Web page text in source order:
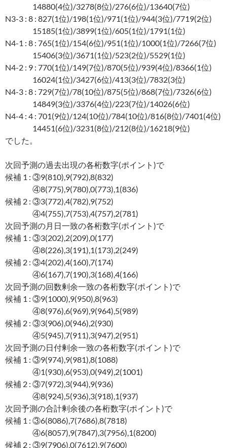
14880(4位)/3278(8位)/276(6位)/13640(7位)
N3-3 : 8 : 827(1位)/198(1位)/971(1位)/944(3位)/7719(2位)
15185(1位)/3899(1位)/605(1位)/1791(1位)
N4-1 : 8 : 765(1位)/154(6位)/951(1位)/1000(1位)/7266(7位)
15406(3位)/3671(1位)/523(2位)/5529(1位)
N4-2 : 9 : 770(1位)/149(7位)/870(5位)/939(4位)/8366(1位)
16024(1位)/3427(6位)/413(3位)/7832(3位)
N4-3 : 8 : 729(7位)/78(10位)/875(5位)/868(7位)/7326(6位)
14849(3位)/3376(4位)/223(7位)/14026(6位)
N4-4 : 4 : 701(9位)/124(10位)/784(10位)/816(8位)/7401(4位)
14451(6位)/3231(8位)/212(8位)/16218(9位)
でした。
次回予測の過去出現の各桁数字(ポイント)で
候補 1 : ③9(810),9(792),8(832)
④8(775),9(780),0(773),1(836)
候補 2 : ③3(772),4(782),9(752)
④4(755),7(753),4(757),2(781)
次回予測の月日一致の各桁数字(ポイント)で
候補 1 : ③3(202),2(209),0(177)
④8(226),3(191),1(173),2(249)
候補 2 : ③4(202),4(160),7(174)
④6(167),7(190),3(168),4(166)
次回予測の回数剰余一致の各桁数字(ポイント)で
候補 1 : ③9(1000),9(950),8(963)
④8(976),6(969),9(964),5(989)
候補 2 : ③3(906),0(946),2(930)
④5(945),7(911),3(947),2(951)
次回予測の日付剰余一致の各桁数字(ポイント)で
候補 1 : ③9(974),9(981),8(1088)
④1(930),6(953),0(949),2(1001)
候補 2 : ③7(972),3(944),9(936)
④8(924),5(936),3(918),1(937)
次回予測の合計剰余後の各桁数字(ポイント)で
候補 1 : ③6(8086),7(7686),8(7818)
④6(8057),9(7847),3(7956),1(8200)
候補 2 : ③9(7906),0(7612),9(7600)